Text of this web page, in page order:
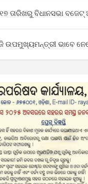
ତାରିଖରୁ ବିଧାନସଭା
ଉପମୁଖ୍ୟମନ୍ତ୍ରୀ ଭାବେ